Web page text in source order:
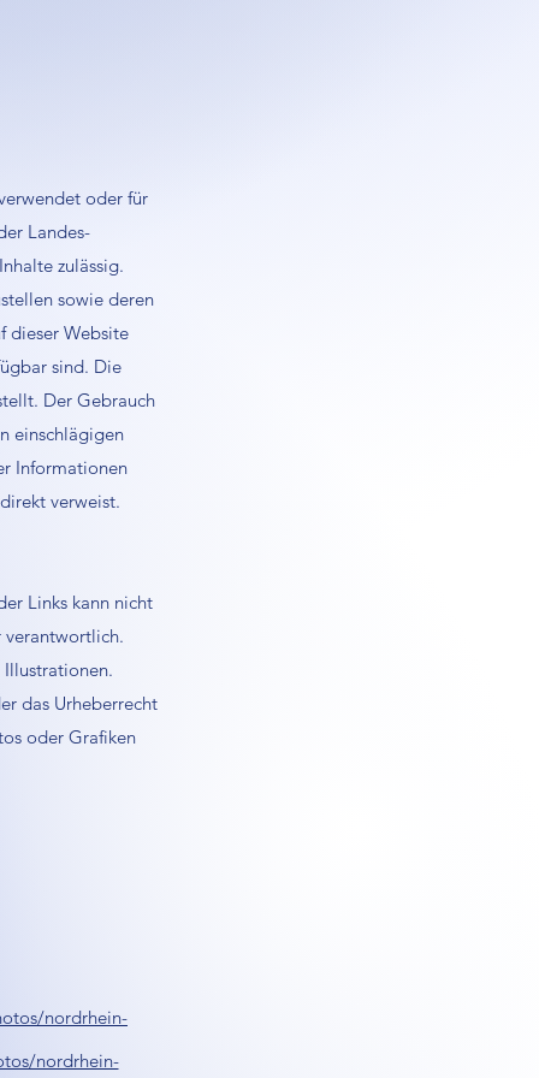
oder für
Landes-
zulässig.
sowie deren
dieser Website
sind. Die
Der Gebrauch
einschlägigen
Informationen
verweist.
Links kann nicht
verantwortlich.
das Urheberrecht
oder Grafiken
nordrhein-
nordrhein-